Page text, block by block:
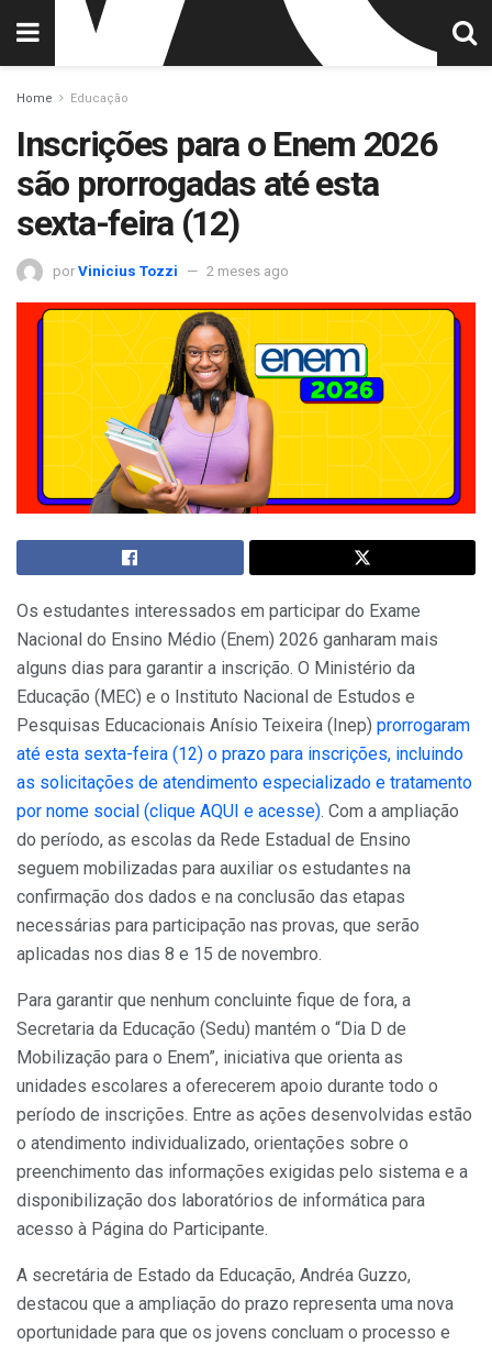
Home Educação
Inscrições para o Enem 2026
são prorrogadas até esta
sexta-feira (12)
por Vinicius Tozzi 2 meses ago
Os estudantes interessados em participar do Exame
Nacional do Ensino Médio (Enem) 2026 ganharam mais
alguns dias para garantir a inscrição. O Ministério da
Educação (MEC) e o Instituto Nacional de Estudos e
Pesquisas Educacionais Anísio Teixeira (Inep) prorrogaram
até esta sexta-feira (12) o prazo para inscrições, incluindo
as solicitações de atendimento especializado e tratamento
por nome social (clique AQUI e acesse). Com a ampliação
do período, as escolas da Rede Estadual de Ensino
seguem mobilizadas para auxiliar os estudantes na
confirmação dos dados e na conclusão das etapas
necessárias para participação nas provas, que serão
aplicadas nos dias 8 e 15 de novembro.
Para garantir que nenhum concluinte fique de fora, a
Secretaria da Educação (Sedu) mantém o “Dia D de
Mobilização para o Enem”, iniciativa que orienta as
unidades escolares a oferecerem apoio durante todo o
período de inscrições. Entre as ações desenvolvidas estão
o atendimento individualizado, orientações sobre o
preenchimento das informações exigidas pelo sistema e a
disponibilização dos laboratórios de informática para
acesso à Página do Participante.
A secretária de Estado da Educação, Andréa Guzzo,
destacou que a ampliação do prazo representa uma nova
oportunidade para que os jovens concluam o processo e